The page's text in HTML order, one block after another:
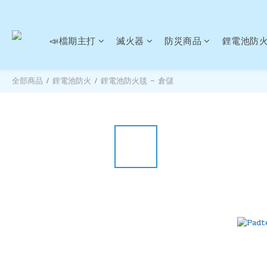
📣檔期主打 滅火器 防災商品 鋰電池防
全部商品 / 鋰電池防火 / 鋰電池防火毯 – 倉儲